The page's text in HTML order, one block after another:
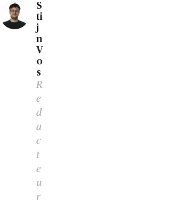
S
ti
j
n
V
o
s
R
e
d
a
c
t
e
u
r